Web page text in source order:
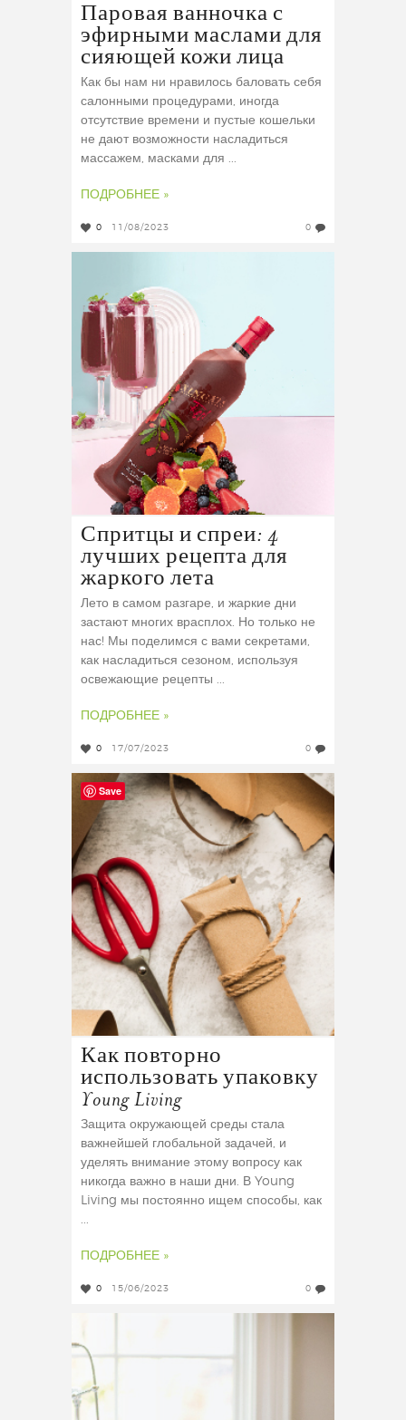
Паровая ванночка с
эфирными маслами для
сияющей кожи лица
Как бы нам ни нравилось баловать себя
салонными процедурами, иногда
отсутствие времени и пустые кошельки
не дают возможности насладиться
массажем, масками для ...
ПОДРОБНЕЕ »
0 11/08/2023 0
Спритцы и спреи: 4
лучших рецепта для
жаркого лета
Лето в самом разгаре, и жаркие дни
застают многих врасплох. Но только не
нас! Мы поделимся с вами секретами,
как насладиться сезоном, используя
освежающие рецепты ...
ПОДРОБНЕЕ »
0 17/07/2023 0
Как повторно
использовать упаковку
Young Living
Защита окружающей среды стала
важнейшей глобальной задачей, и
уделять внимание этому вопросу как
никогда важно в наши дни. В Young
Living мы постоянно ищем способы, как
...
ПОДРОБНЕЕ »
0 15/06/2023 0
Save